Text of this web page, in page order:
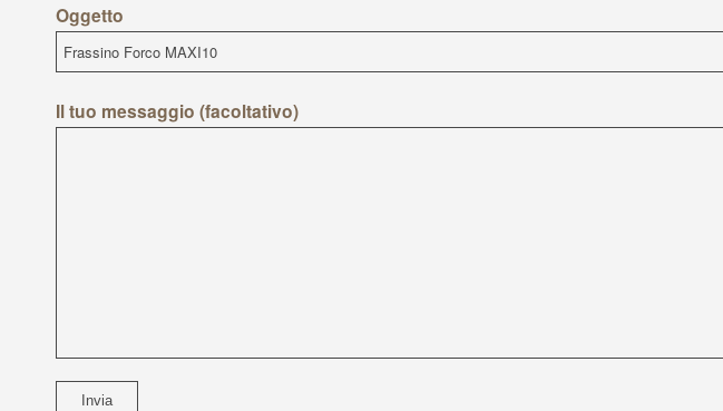
Oggetto
Il tuo messaggio (facoltativo)